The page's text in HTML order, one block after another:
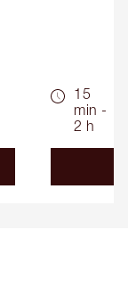
15
min -
2 h